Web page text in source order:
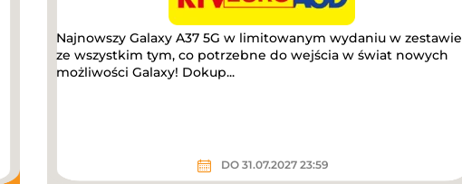
Najnowszy Galaxy A37 5G w limitowanym wydaniu w zestawie
ze wszystkim tym, co potrzebne do wejścia w świat nowych
możliwości Galaxy! Dokup...
DO 31.07.2027 23:59